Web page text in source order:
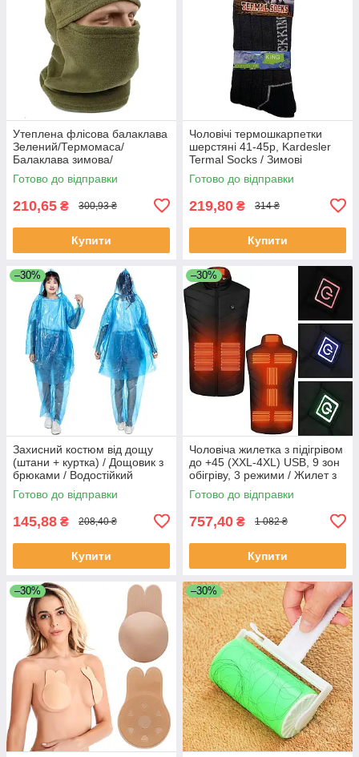
Утеплена флісова балаклава
Зелений/Термомаса/
Балаклава зимова/
Підшоломник флісовий
Готово до відправки
210,65 ₴ 300,93 ₴
Купити
Чоловічі термошкарпетки
шерстяні 41-45р, Kardesler
Termal Socks / Зимові
шкарпетки високі / Теплі
термошкарпетки
Готово до відправки
219,80 ₴ 314 ₴
Купити
–30%
Захисний костюм від дощу
(штани + куртка) / Дощовик з
брюками / Водостійкий
костюм-дощовик
Готово до відправки
145,88 ₴ 208,40 ₴
Купити
–30%
Чоловіча жилетка з підігрівом
до +45 (XXL-4XL) USB, 9 зон
обігріву, 3 режими / Жилет з
підігрівом від повербанка
Готово до відправки
757,40 ₴ 1 082 ₴
Купити
–30% –30%